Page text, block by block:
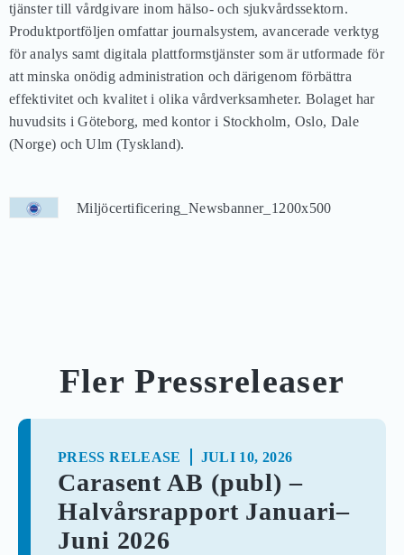
tjänster till vårdgivare inom hälso- och sjukvårdssektorn.
Produktportföljen omfattar journalsystem, avancerade verktyg
för analys samt digitala plattformstjänster som är utformade för
att minska onödig administration och därigenom förbättra
effektivitet och kvalitet i olika vårdverksamheter. Bolaget har
huvudsits i Göteborg, med kontor i Stockholm, Oslo, Dale
(Norge) och Ulm (Tyskland).
Miljöcertificering_Newsbanner_1200x500
Fler Pressreleaser
PRESS RELEASE JULI 10, 2026
Carasent AB (publ) –
Halvårsrapport Januari–
Juni 2026